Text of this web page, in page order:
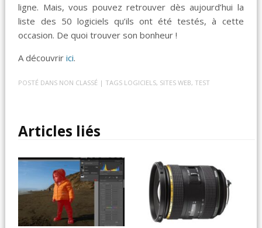
ligne. Mais, vous pouvez retrouver dès aujourd’hui la
liste des 50 logiciels qu’ils ont été testés, à cette
occasion. De quoi trouver son bonheur !
A découvririci.
POSTÉ DANS NON CLASSÉ | TAGS LOGICIELS, SITES WEB, TEST
Articles liés